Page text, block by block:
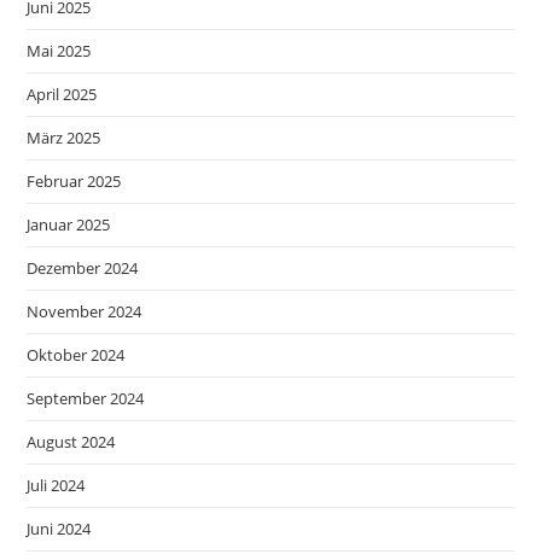
Juni 2025
Mai 2025
April 2025
März 2025
Februar 2025
Januar 2025
Dezember 2024
November 2024
Oktober 2024
September 2024
August 2024
Juli 2024
Juni 2024